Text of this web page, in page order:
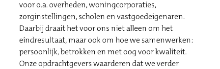
voor o.a. overheden, woningcorporaties,
zorginstellingen, scholen en vastgoedeigenaren.
Daarbij draait het voor ons niet alleen om het
eindresultaat, maar ook om hoe we samenwerken:
persoonlijk, betrokken en met oog voor kwaliteit.
Onze opdrachtgevers waarderen dat we verder